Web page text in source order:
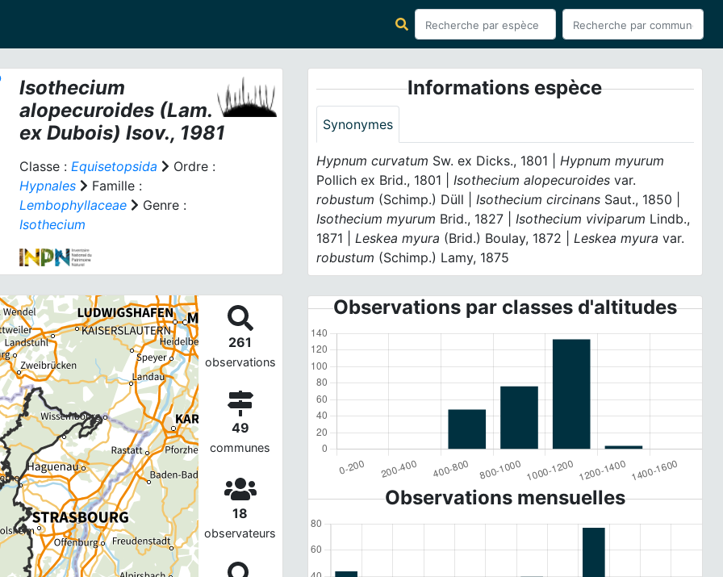
Isothecium
alopecuroides(Lam.
ex Dubois) Isov., 1981
Classe : Equisetopsida
Ordre :
Hypnales
Famille :
Lembophyllaceae
Genre :
Isothecium
261
observations
49
communes
18
observateurs
Informations espèce
Synonymes
Hypnum curvatum Sw. ex Dicks., 1801 | Hypnum myurum
Pollich ex Brid., 1801 | Isothecium alopecuroides var.
robustum (Schimp.) Düll | Isothecium circinansSaut., 1850 |
Isothecium myurum Brid., 1827 | Isothecium viviparum Lindb.,
1871 | Leskea myura (Brid.) Boulay, 1872 | Leskea myura var.
robustum (Schimp.) Lamy, 1875
Observations par classes d'altitudes
Observations mensuelles